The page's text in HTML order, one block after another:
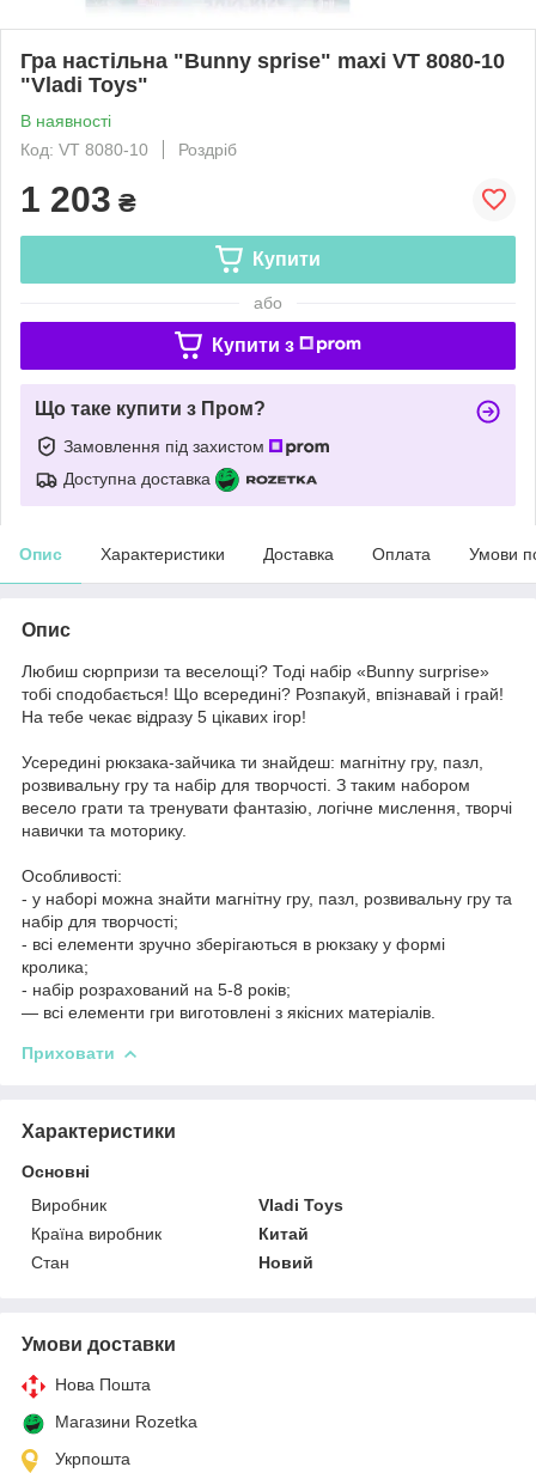
Гра настільна "Bunny sprise" maxi VT 8080-10
"Vladi Toys"
В наявності
Код: VT 8080-10
Роздріб
1 203 ₴
Купити
або
Купити з
Що таке купити з Пром?
Замовлення під захистом
Доступна доставка
Опис Характеристики Доставка Оплата Умови
Опис
Любиш сюрпризи та веселощі? Тоді набір «Bunny surprise»
тобі сподобається! Що всередині? Розпакуй, впізнавай і грай!
На тебе чекає відразу 5 цікавих ігор!
Усередині рюкзака-зайчика ти знайдеш: магнітну гру, пазл,
розвивальну гру та набір для творчості. З таким набором
весело грати та тренувати фантазію, логічне мислення, творчі
навички та моторику.
Особливості:
- у наборі можна знайти магнітну гру, пазл, розвивальну гру та
набір для творчості;
- всі елементи зручно зберігаються в рюкзаку у формі
кролика;
- набір розрахований на 5-8 років;
— всі елементи гри виготовлені з якісних матеріалів.
Приховати
Характеристики
Основні
Виробник
Vladi Toys
Країна виробник
Китай
Стан
Новий
Умови доставки
Нова Пошта
Магазини Rozetka
Укрпошта